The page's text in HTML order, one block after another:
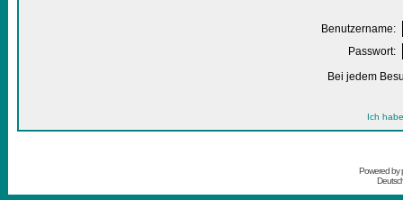
Benutzername:
Passwort:
Bei jedem
Ich
Powered by